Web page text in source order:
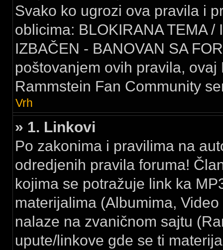
Svako ko ugrozi ova pravila i
oblicima: BLOKIRANA TEMA
IZBAČEN - BANOVAN SA
poštovanjem ovih pravila,
Rammstein Fan Community
Vrh
» 1. Linkovi
Po zakonima i pravilima na
odredjenih pravila foruma!
kojima se potražuje link ka
materijalima (Albumima,
nalaze na zvaničnom sajtu
upute/linkove gde se ti